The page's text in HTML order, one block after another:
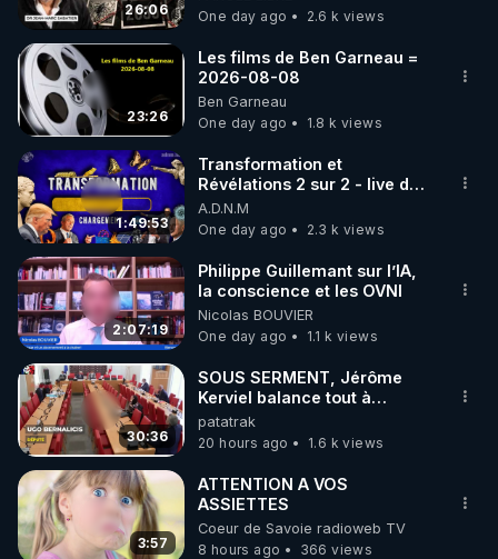
code : REGENERE10
▶ 30 jours gratuit sur l’application de méditation et
de bien-être ENVOL :
Rendez-vous sur https://www.envol.app/code
le code : REGENERE
26:06
jusqu où auront-t-il ?
One day ago
2.6 k views
23:26
Les films de Ben Garneau =
2026-08-08
Ben Garneau
One day ago
1.8 k views
1:49:53
Transformation et
Révélations 2 sur 2 - live du
07/08/26
A.D.N.M
One day ago
2.3 k views
2:07:19
Philippe Guillemant sur l’IA,
la conscience et les OVNI
Nicolas BOUVIER
One day ago
1.1 k views
30:36
SOUS SERMENT, Jérôme
Kerviel balance tout à
l'Assemblée !
patatrak
20 hours ago
1.6 k views
3:57
ATTENTION A VOS
ASSIETTES
Coeur de Savoie radioweb TV
8 hours ago
366 views